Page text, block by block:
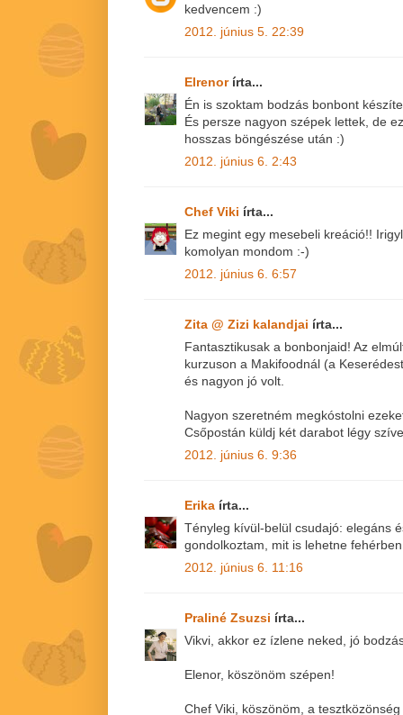
kedvencem :)
2012. június 5. 22:39
Elrenor írta...
Én is szoktam bodzás bonbont
És persze nagyon szépek lettek, de
hosszas böngészése után :)
2012. június 6. 2:43
Chef Viki írta...
Ez megint egy mesebeli kreáció!!
komolyan mondom :-)
2012. június 6. 6:57
Zita @ Zizi kalandjai írta...
Fantasztikusak a bonbonjaid! Az
kurzuson a Makifoodnál (a
és nagyon jó volt.
Nagyon szeretném megkóstolni
Csőpostán küldj két darabot légy
2012. június 6. 9:36
Erika írta...
Tényleg kívül-belül csudajó: elegáns
gondolkoztam, mit is lehetne
2012. június 6. 11:16
Praliné Zsuzsi írta...
Vikvi, akkor ez ízlene neked, jó
Elenor, köszönöm szépen!
Chef Viki, köszönöm, a